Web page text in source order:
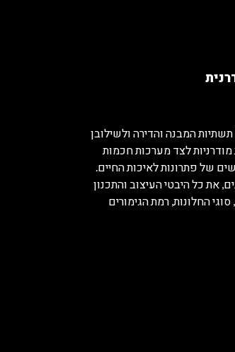
המבנה והדירה ולשילובן
לצד מערכות חכמות
של פתרונות לאיכות החיים.
את כל היבטי העיצוב והתכנון
החלונות, רמת הגימורים